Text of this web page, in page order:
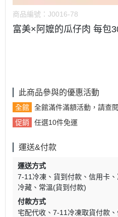
商品編號： J0016-78
富美×阿嬤的瓜仔肉 每包
此商品參與的優惠活動
全館
全館滿件滿額活動，請查
促銷
任選10件免運
運送&付款
運送方式
7-11冷凍
貨到付款 信用卡
冷藏、常溫(貨到付款)
付款方式
宅配代收
7-11冷凍取貨付款